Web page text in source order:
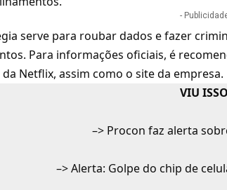
-
serve para roubar dados e fazer
Para informações oficiais, é
Netflix, assim como o site da empresa.
VIU
–> Procon faz alerta
–>Alerta: Golpe do chip de